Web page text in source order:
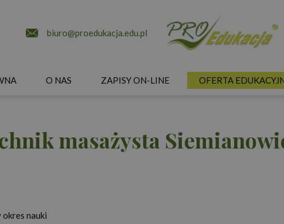
biuro@proedukacja.edu.pl
O NAS ZAPISY ON-LINE OFERTA
masażysta
okres nauki